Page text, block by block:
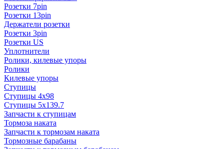
Розетки 7pin
Розетки 13pin
Держатели розетки
Розетки 3pin
Розетки US
Уплотнители
Ролики, килевые упоры
Ролики
Килевые упоры
Ступицы
Ступицы 4x98
Ступицы 5x139.7
Запчасти к ступицам
Тормоза наката
Запчасти к тормозам наката
Тормозные барабаны